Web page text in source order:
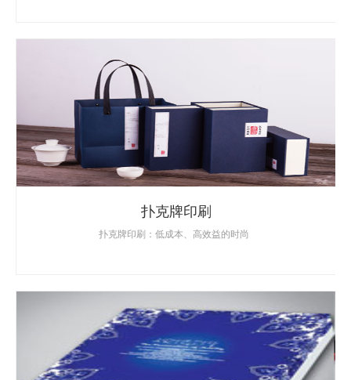
扑克牌印刷
扑克牌印刷：低成本、高效益的时尚